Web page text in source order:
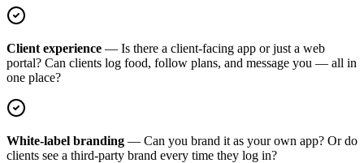
Client experience — Is there a client-facing app or just a web
portal? Can clients log food, follow plans, and message you — all in
one place?
White-label branding — Can you brand it as your own app? Or do
clients see a third-party brand every time they log in?